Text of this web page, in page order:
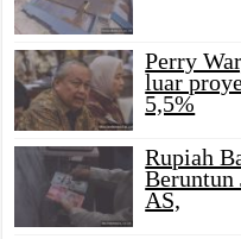
Perry
luar
5,5%
Rupiah
Beruntun
AS,